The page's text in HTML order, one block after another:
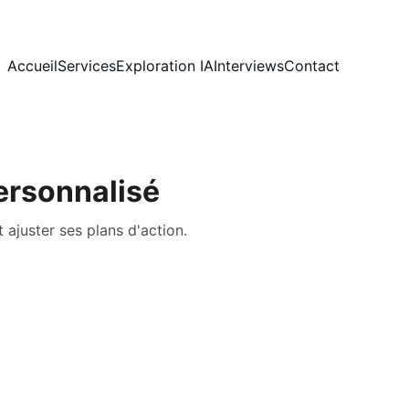
AccueilServicesExploration IAInterviewsContact
ses plans d'action.